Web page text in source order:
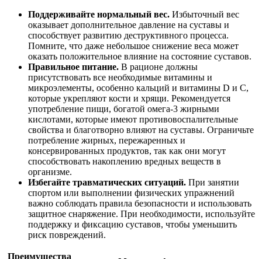
Поддерживайте нормальный вес. Избыточный вес
оказывает дополнительное давление на суставы и
способствует развитию деструктивного процесса.
Помните, что даже небольшое снижение веса может
оказать положительное влияние на состояние суставов.
Правильное питание. В рационе должны
присутствовать все необходимые витамины и
микроэлементы, особенно кальций и витамины D и С,
которые укрепляют кости и хрящи. Рекомендуется
употребление пищи, богатой омега-3 жирными
кислотами, которые имеют противовоспалительные
свойства и благотворно влияют на суставы. Ограничьте
потребление жирных, пережаренных и
консервированных продуктов, так как они могут
способствовать накоплению вредных веществ в
организме.
Избегайте травматических ситуаций. При занятии
спортом или выполнении физических упражнений
важно соблюдать правила безопасности и использовать
защитное снаряжение. При необходимости, используйте
поддержку и фиксацию суставов, чтобы уменьшить
риск повреждений.
Преимущества